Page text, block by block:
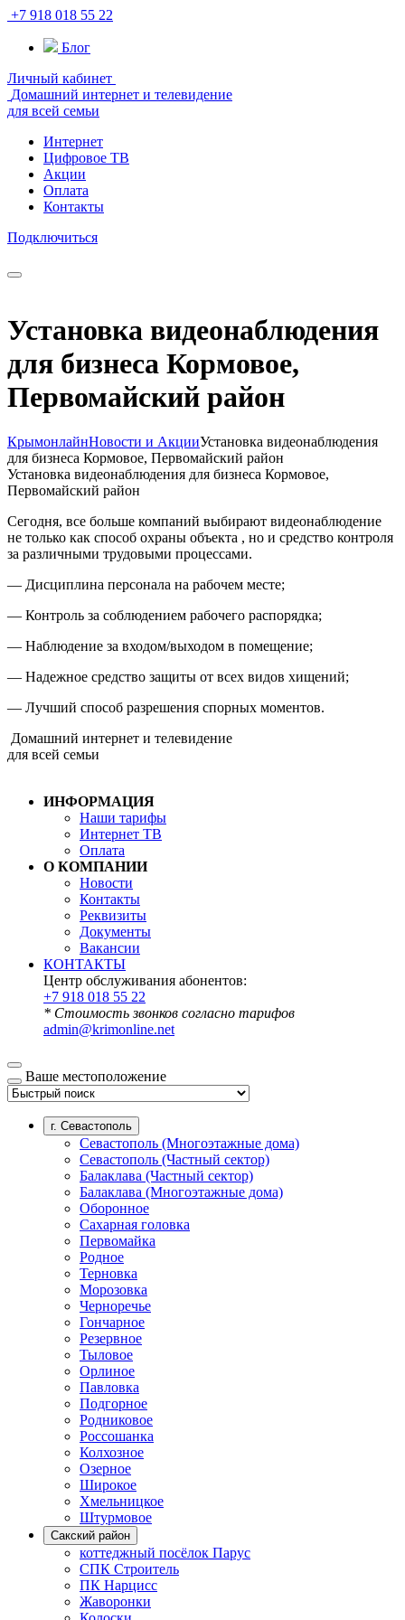
+7 918 018 55 22
Блог
Личный кабинет
Домашний интернет и телевидение
для всей семьи
Интернет
Цифровое ТВ
Акции
Оплата
Контакты
Подключиться
Установка видеонаблюдения
для бизнеса Кормовое,
Первомайский район
КрымонлайнНовости и АкцииУстановка видеонаблюдения
для бизнеса Кормовое, Первомайский район
Установка видеонаблюдения для бизнеса Кормовое,
Первомайский район
Сегодня, все больше компаний выбирают видеонаблюдение
не только как способ охраны объекта , но и средство контроля
за различными трудовыми процессами.
— Дисциплина персонала на рабочем месте;
— Контроль за соблюдением рабочего распорядка;
— Наблюдение за входом/выходом в помещение;
— Надежное средство защиты от всех видов хищений;
— Лучший способ разрешения спорных моментов.
Домашний интернет и телевидение
для всей семьи
ИНФОРМАЦИЯ
Наши тарифы
Интернет ТВ
Оплата
О КОМПАНИИ
Новости
Контакты
Реквизиты
Документы
Вакансии
КОНТАКТЫ
Центр обслуживания абонентов:
+7 918 018 55 22
* Стоимость звонков согласно тарифов
admin@krimonline.net
Ваше местоположение
г. Севастополь
Севастополь (Многоэтажные дома)
Севастополь (Частный сектор)
Балаклава (Частный сектор)
Балаклава (Многоэтажные дома)
Оборонное
Сахарная головка
Первомайка
Родное
Терновка
Морозовка
Черноречье
Гончарное
Резервное
Тыловое
Орлиное
Павловка
Подгорное
Родниковое
Россошанка
Колхозное
Озерное
Широкое
Хмельницкое
Штурмовое
Сакский район
коттеджный посёлок Парус
СПК Строитель
ПК Нарцисс
Жаворонки